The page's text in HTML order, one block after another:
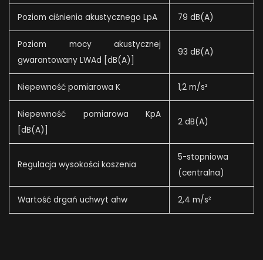
Poziom ciśnienia akustycznego LpA 79 dB(A)
Poziom mocy akustycznej
gwarantowany LWAd [dB(A)]
93 dB(A)
Niepewność pomiarowa K 1,2 m/s²
Niepewność pomiarowa KpA
[dB(A)]
2 dB(A)
Regulacja wysokości koszenia
5-stopniowa
(centralna)
Wartość drgań uchwyt ahw 2,4 m/s²